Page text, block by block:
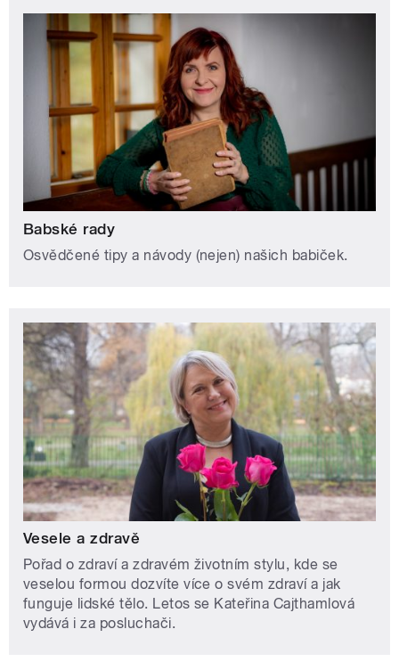
Babské rady
Osvědčené tipy a návody (nejen) našich babiček.
Vesele a zdravě
Pořad o zdraví a zdravém životním stylu, kde se
veselou formou dozvíte více o svém zdraví a jak
funguje lidské tělo. Letos se Kateřina Cajthamlová
vydává i za posluchači.